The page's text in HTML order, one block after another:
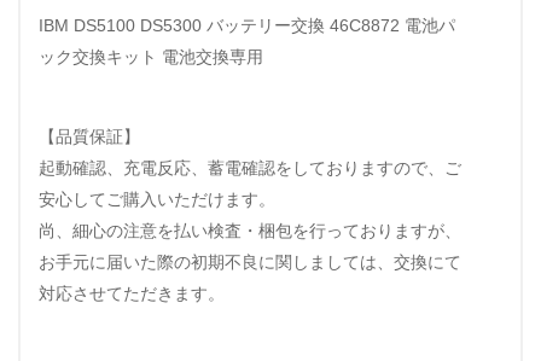
IBM DS5100 DS5300 バッテリー交換 46C8872 電池パ
ック交換キット 電池交換専用
【品質保証】
起動確認、充電反応、蓄電確認をしておりますので、ご
安心してご購入いただけます。
尚、細心の注意を払い検査・梱包を行っておりますが、
お手元に届いた際の初期不良に関しましては、交換にて
対応させてただきます。